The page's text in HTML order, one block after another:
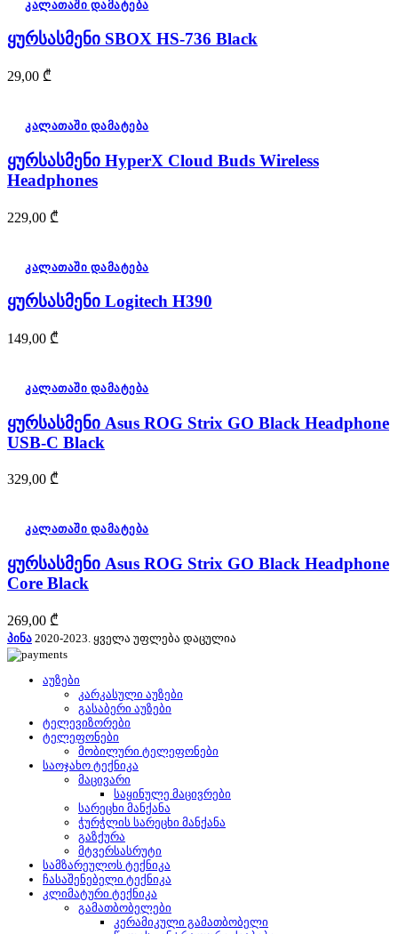
კალათაში დამატება
ყურსასმენი SBOX HS-736 Black
29,00 ₾
კალათაში დამატება
ყურსასმენი HyperX Cloud Buds Wireless
Headphones
229,00 ₾
კალათაში დამატება
ყურსასმენი Logitech H390
149,00 ₾
კალათაში დამატება
ყურსასმენი Asus ROG Strix GO Black Headphone
USB-C Black
329,00 ₾
კალათაში დამატება
ყურსასმენი Asus ROG Strix GO Black Headphone
Core Black
269,00 ₾
პინა 2020-2023. ყველა უფლება დაცულია
აუზები
კარკასული აუზები
გასაბერი აუზები
ტელევიზორები
ტელეფონები
მობილური ტელეფონები
საოჯახო ტექნიკა
მაცივარი
საყინულე მაცივრები
სარეცხი მანქანა
ჭურჭლის სარეცხი მანქანა
გაზქურა
მტვერსასრუტი
სამზარეულოს ტექნიკა
ჩასაშენებელი ტექნიკა
კლიმატური ტექნიკა
გამათბობელები
კერამიკული გამათბობელი